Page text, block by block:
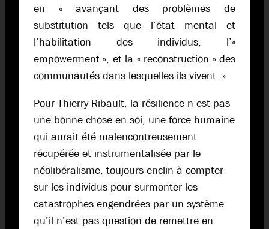
en « avançant des pro­blèmes de
substitution tels que l’état mental et
l’habilitation des individus, l’«
empowerment », et la « reconstruction » des
communautés dans lesquelles ils vivent. »
Pour Thierry Ribault, la résilience n’est pas
une bonne chose en soi, une force humaine
qui aurait été malencontreusement
récupérée et instrumentalisée par le
néolibéralisme, toujours enclin à compter
sur les individus pour surmonter les
catastrophes engendrées par un système
qu’il n’est pas question de remettre en